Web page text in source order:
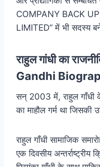
COMPANY BACK
LIMITED” में भी सदस्य
राहुल गांधी का
Gandhi
सन् 2003 में, राहुल गाँधी
का माहौल गर्म था जिसकी
राहुल गाँधी सामाजिक
एक दिवसीय